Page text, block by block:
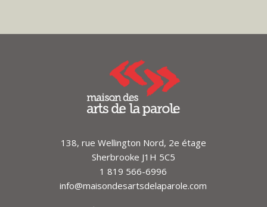
138, rue Wellington Nord, 2e étage
Sherbrooke J1H 5C5
1 819 566-6996
info@maisondesartsdelaparole.com